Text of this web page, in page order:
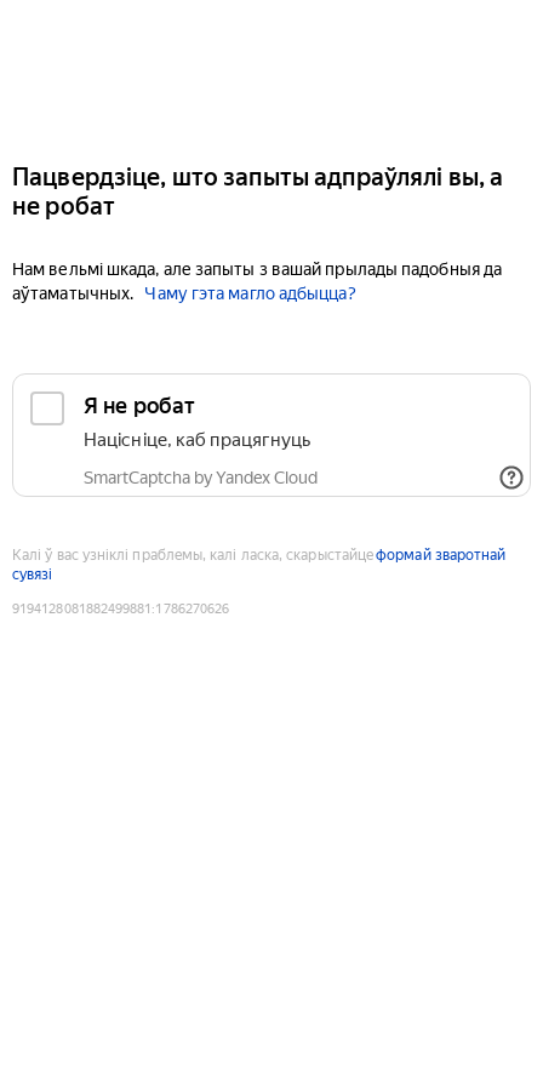
Пацвердзіце, што запыты адпраўлялі вы, а
не робат
Нам вельмі шкада, але запыты з вашай прылады падобныя да
аўтаматычных.
Чаму гэта магло адбыцца?
Я не робат
Націсніце, каб працягнуць
SmartCaptcha by Yandex Cloud
Калі ў вас узніклі праблемы, калі ласка, скарыстайцеформай зваротнай
сувязі
9194128081882499881 :1786270626